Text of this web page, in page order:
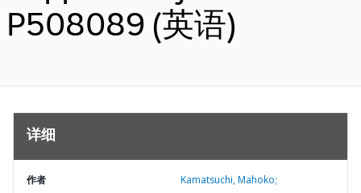
P508089 (英语)
详细
作者 Kamatsuchi, Mahoko;